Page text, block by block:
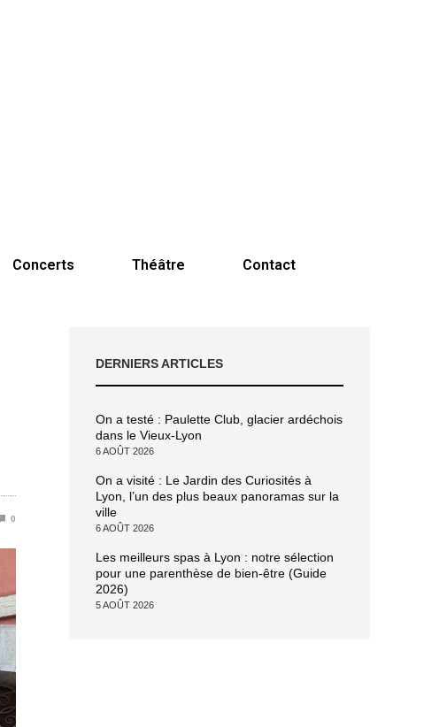
Concerts Théâtre Contact
0
DERNIERS ARTICLES
On a testé : Paulette Club, glacier ardéchois
dans le Vieux-Lyon
6 AOÛT 2026
On a visité : Le Jardin des Curiosités à
Lyon, l’un des plus beaux panoramas sur la
ville
6 AOÛT 2026
Les meilleurs spas à Lyon : notre sélection
pour une parenthèse de bien-être (Guide
2026)
5 AOÛT 2026